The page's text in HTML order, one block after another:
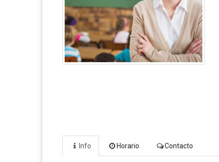
Info Horario Contacto